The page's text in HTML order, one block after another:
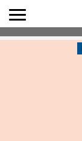
Skip